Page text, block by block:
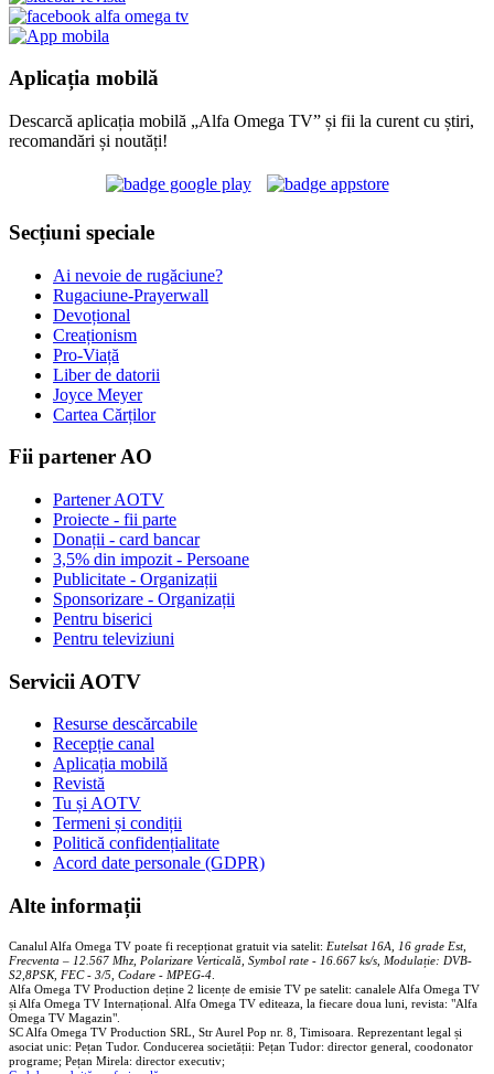
Aplicația mobilă
Descarcă aplicația mobilă „Alfa Omega TV” și fii la curent cu știri,
recomandări și noutăți!
Secțiuni speciale
Ai nevoie de rugăciune?
Rugaciune-Prayerwall
Devoțional
Creaționism
Pro-Viață
Liber de datorii
Joyce Meyer
Cartea Cărților
Fii partener AO
Partener AOTV
Proiecte - fii parte
Donații - card bancar
3,5% din impozit - Persoane
Publicitate - Organizații
Sponsorizare - Organizații
Pentru biserici
Pentru televiziuni
Servicii AOTV
Resurse descărcabile
Recepție canal
Aplicația mobilă
Revistă
Tu și AOTV
Termeni și condiții
Politică confidențialitate
Acord date personale (GDPR)
Alte informații
Canalul Alfa Omega TV poate fi recepționat gratuit via satelit: Eutelsat 16A, 16 grade Est,
Frecventa – 12.567 Mhz, Polarizare Verticală, Symbol rate - 16.667 ks/s, Modulație: DVB-
S2,8PSK, FEC - 3/5, Codare - MPEG-4
Alfa Omega TV Production deține 2 licențe de emisie TV pe satelit: canalele Alfa Omega TV
și Alfa Omega TV Internațional. Alfa Omega TV editeaza, la fiecare doua luni, revista: "Alfa
Omega TV Magazin".
SC Alfa Omega TV Production SRL, Str Aurel Pop nr. 8, Timisoara. Reprezentant legal și
asociat unic: Pețan Tudor. Conducerea societății: Pețan Tudor: director general, coodonator
programe; Pețan Mirela: director executiv;